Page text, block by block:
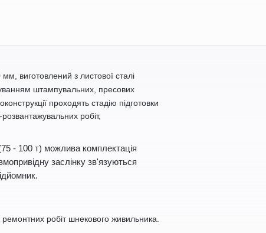
мм , виготовлений з листової сталі
штампувальних, пресових
проходять стадію підготовки
робіт,
- 100 т) можлива комплектація
заслінку зв'язуються
робіт шнекового живильника.